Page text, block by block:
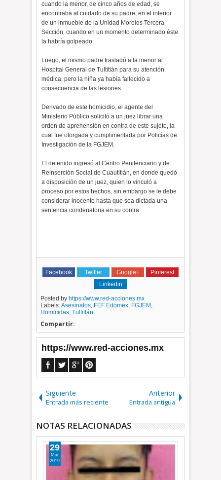
cuando la menor, de cinco años de edad, se
encontraba al cuidado de su padre, en el interior
de un inmueble de la Unidad Morelos Tercera
Sección, cuando en un momento determinado éste
la habría golpeado.
​Luego, el mismo padre trasladó a la menor al
Hospital General de Tultitlán para su atención
médica, pero la niña ya había fallecido a
consecuencia de las lesiones.
​Derivado de este homicidio, el agente del
Ministerio Público solicitó a un juez librar una
orden de aprehensión en contra de este sujeto, la
cual fue otorgada y cumplimentada por Policías de
Investigación de la FGJEM.
​El detenido ingresó al Centro Penitenciario y de
Reinserción Social de Cuautitlán, en donde quedó
a disposición de un juez, quien lo vinculó a
proceso por estos hechos, sin embargo se le debe
considerar inocente hasta que sea dictada una
sentencia condenatoria en su contra.
Facebook Twitter Google+
Pinterest
Linkedin
Posted by https://www.red-acciones.mx
Labels:Asesinatos, FEF Edomex, FGJEM ,
Homicidas,Tultitlán
Compartir:
https://www.red-acciones.mx
Siguiente
Entrada más reciente
Anterior
Entrada antigua
NOTAS RELACIONADAS
02
Ene
2026